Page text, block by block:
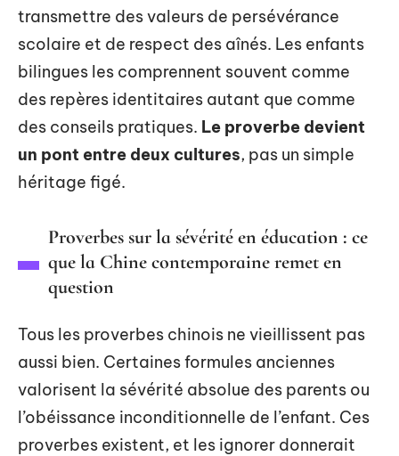
transmettre des valeurs de persévérance
scolaire et de respect des aînés. Les enfants
bilingues les comprennent souvent comme
des repères identitaires autant que comme
des conseils pratiques. Le proverbe devient
un pont entre deux cultures, pas un simple
héritage figé.
Proverbes sur la sévérité en éducation : ce
que la Chine contemporaine remet en
question
Tous les proverbes chinois ne vieillissent pas
aussi bien. Certaines formules anciennes
valorisent la sévérité absolue des parents ou
l’obéissance inconditionnelle de l’enfant. Ces
proverbes existent, et les ignorer donnerait